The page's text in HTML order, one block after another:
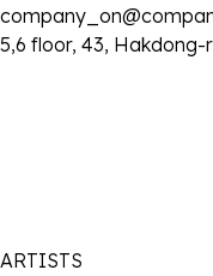
5,6 floor, 43,
ARTISTS